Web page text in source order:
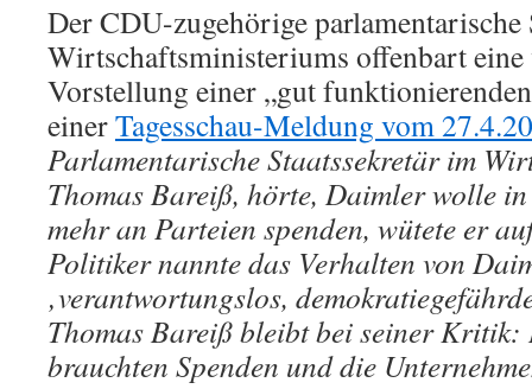
Der CDU-zugehörige parlamentarische
Wirtschaftsministeriums offenbart
Vorstellung einer „gut
einerTagesschau-Meldung vom
Parlamentarische Staatssekretär im
Thomas Bareiß, hörte, Daimler wolle
mehr an Parteien spenden, wütete er
Politiker nannte das Verhalten von
‚verantwortungslos,
Thomas Bareiß bleibt bei seiner Kritik:
brauchten Spenden und die